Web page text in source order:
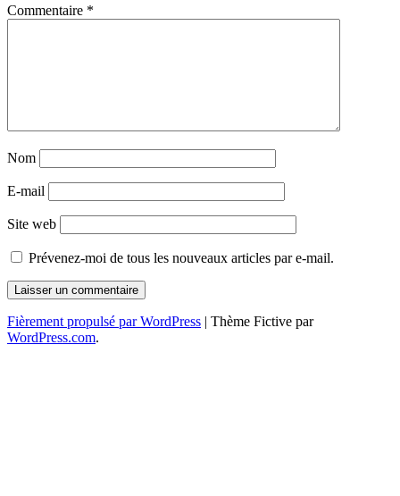
Commentaire *
Nom
E-mail
Site web
Prévenez-moi de tous les nouveaux articles par e-mail.
Fièrement propulsé par WordPress | Thème Fictive par
WordPress.com.